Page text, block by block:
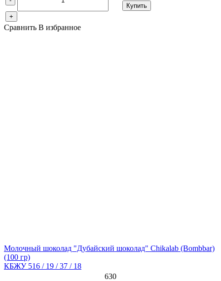
+
Купить
Сравнить В избранное
Молочный шоколад "Дубайский шоколад" Chikalab (Bombbar)
(100 гр)
КБЖУ 516 / 19 / 37 / 18
630